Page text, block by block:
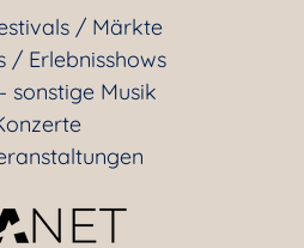
/ Märkte
/ Erlebnisshows
sonstige Musik